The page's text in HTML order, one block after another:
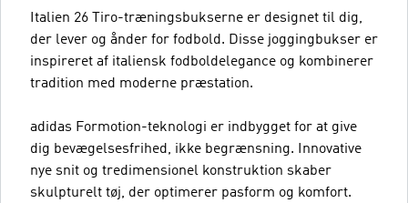
Italien 26 Tiro-træningsbukserne er designet til dig,
der lever og ånder for fodbold. Disse joggingbukser er
inspireret af italiensk fodboldelegance og kombinerer
tradition med moderne præstation.
adidas Formotion-teknologi er indbygget for at give
dig bevægelsesfrihed, ikke begrænsning. Innovative
nye snit og tredimensionel konstruktion skaber
skulpturelt tøj, der optimerer pasform og komfort.